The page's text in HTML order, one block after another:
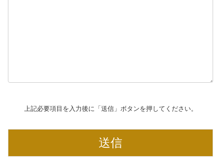
上記必要項目を入力後に「送信」ボタンを押してください。